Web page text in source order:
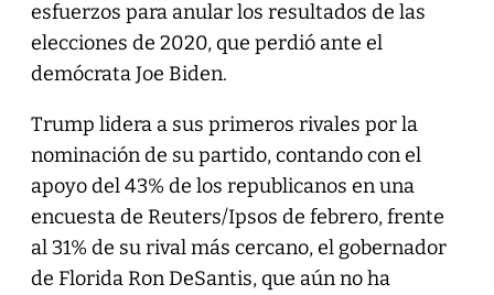
esfuerzos para anular los resultados de las
elecciones de 2020, que perdió ante el
demócrata Joe Biden.
Trump lidera a sus primeros rivales por la
nominación de su partido, contando con el
apoyo del 43% de los republicanos en una
encuesta de Reuters/Ipsos de febrero, frente
al 31% de su rival más cercano, el gobernador
de Florida Ron DeSantis, que aún no ha